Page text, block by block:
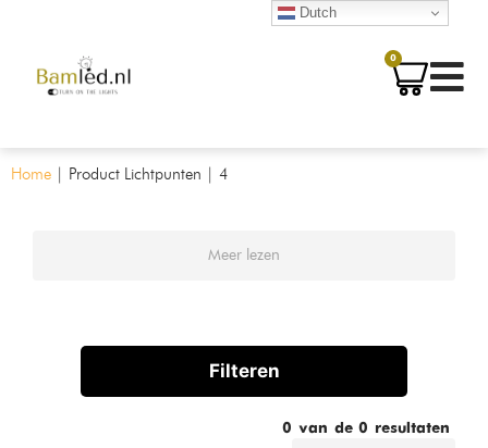
0
Home | Product Lichtpunten | 4
Meer lezen
Filteren
0 van de 0 resultaten
Dutch